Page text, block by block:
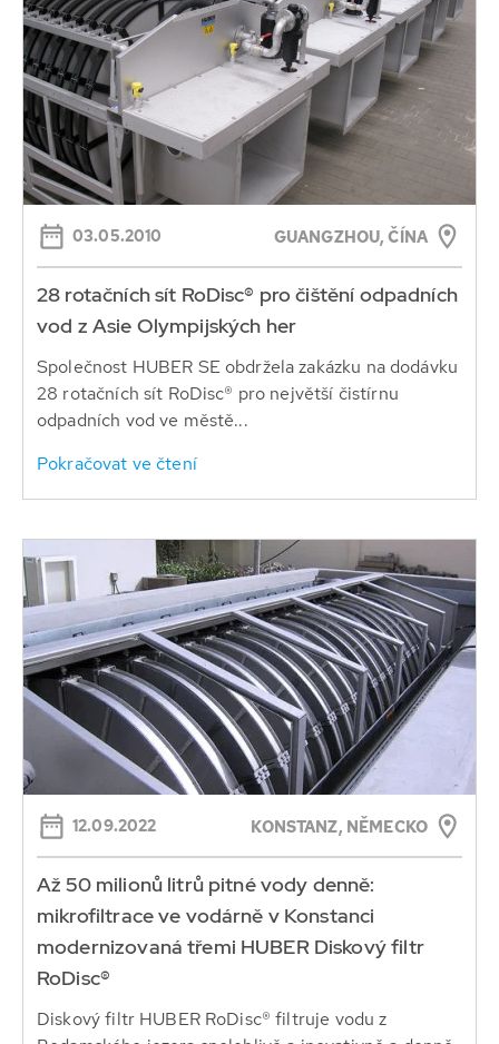
03.05.2010 GUANGZHOU, ČÍNA
28 rotačních sít RoDisc® pro čištění odpadních
vod z Asie Olympijských her
Společnost HUBER SE obdržela zakázku na dodávku
28 rotačních sít RoDisc® pro největší čistírnu
odpadních vod ve městě...
Pokračovat ve čtení
12.09.2022 KONSTANZ, NĚMECKO
Až 50 milionů litrů pitné vody denně:
mikrofiltrace ve vodárně v Konstanci
modernizovaná třemi HUBER Diskový filtr
RoDisc®
Diskový filtr HUBER RoDisc® filtruje vodu z